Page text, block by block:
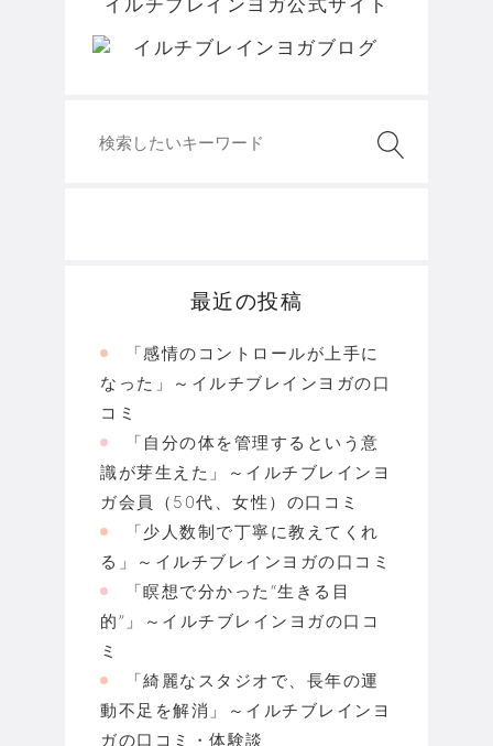
イルチブレインヨガ公式サイト
最近の投稿
「感情のコントロールが上手に
なった」～イルチブレインヨガの口
コミ
「自分の体を管理するという意
識が芽生えた」～イルチブレインヨ
ガ会員（50代、女性）の口コミ
「少人数制で丁寧に教えてくれ
る」～イルチブレインヨガの口コミ
「瞑想で分かった“生きる目
的”」～イルチブレインヨガの口コ
ミ
「綺麗なスタジオで、長年の運
動不足を解消」～イルチブレインヨ
ガの口コミ・体験談